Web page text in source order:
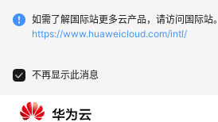
如需了解国际站更多云产品，请访问国际站。
https://www.huaweicloud.com/intl/
不再显示此消息